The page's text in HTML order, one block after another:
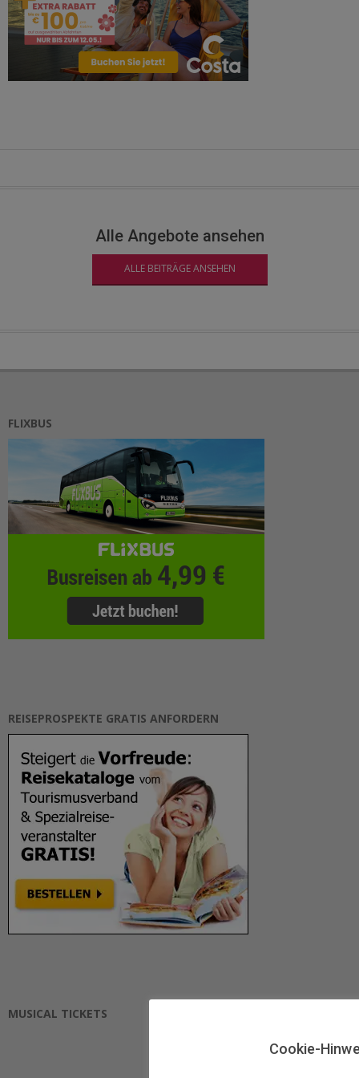
Alle Angebote ansehen
ALLE BEITRÄGE ANSEHEN
FLIXBUS
REISEPROSPEKTE GRATIS ANFORDERN
MUSICAL TICKETS
Cookie-